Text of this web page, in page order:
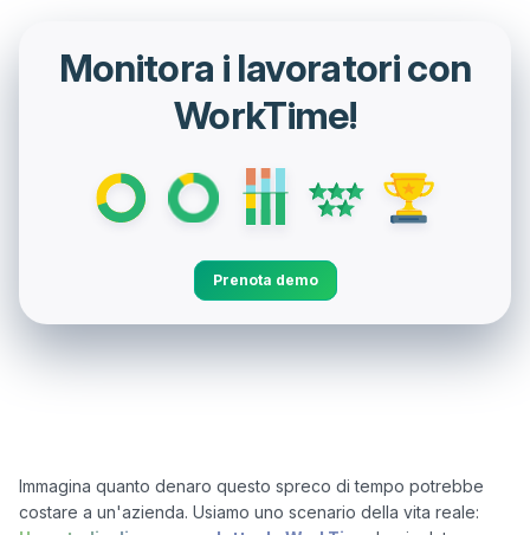
Monitora i lavoratori con
WorkTime!
Prenota demo
Immagina quanto denaro questo spreco di tempo potrebbe